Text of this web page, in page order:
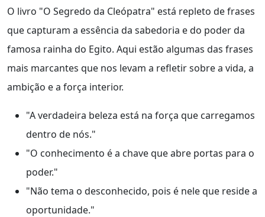
O livro "O Segredo da Cleópatra" está repleto de frases
que capturam a essência da sabedoria e do poder da
famosa rainha do Egito. Aqui estão algumas das frases
mais marcantes que nos levam a refletir sobre a vida, a
ambição e a força interior.
"A verdadeira beleza está na força que carregamos
dentro de nós."
"O conhecimento é a chave que abre portas para o
poder."
"Não tema o desconhecido, pois é nele que reside a
oportunidade."